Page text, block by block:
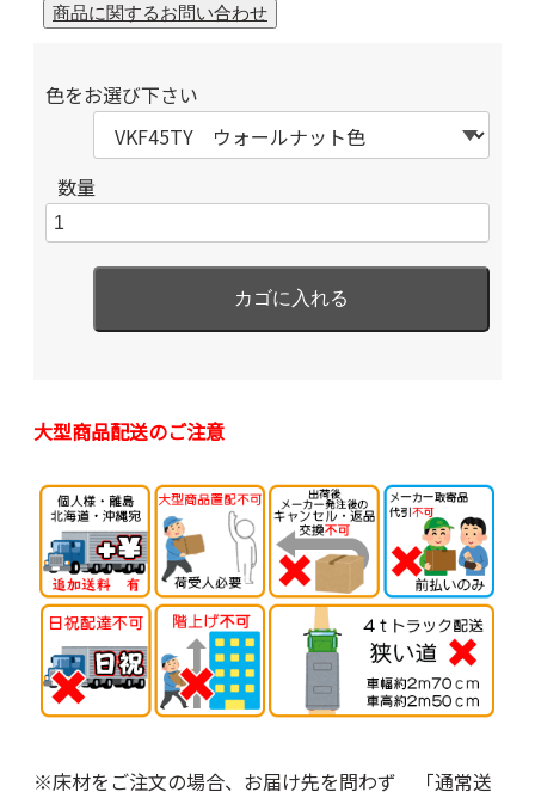
色をお選び下さい
数量
大型商品配送のご注意
※床材をご注文の場合、お届け先を問わず 「通常送